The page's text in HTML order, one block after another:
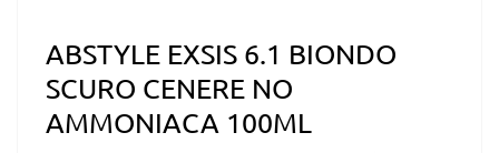
ABSTYLE EXSIS 6.1 BIONDO
SCURO CENERE NO
AMMONIACA 100ML